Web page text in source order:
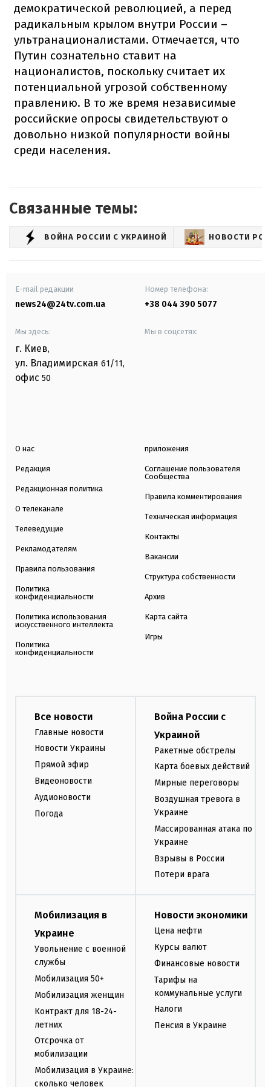
демократической революцией, а перед
радикальным крылом внутри России –
ультранационалистами. Отмечается, что
Путин сознательно ставит на
националистов, поскольку считает их
потенциальной угрозой собственному
правлению. В то же время независимые
российские опросы свидетельствуют о
довольно низкой популярности войны
среди населения.
Связанные темы:
ВОЙНА РОССИИ С УКРАИНОЙ НОВОСТИ
E-mail редакции
news24@24tv.com.ua
Номер телефона:
+38 044 390 5077
Мы здесь:
г. Киев,
ул. Владимирская 61/11,
офис 50
Мы в соцсетях:
О нас
Редакция
Редакционная политика
О телеканале
Телеведущие
Рекламодателям
Правила пользования
Политика
конфиденциальности
Политика использования
искусственного интеллекта
Политика
конфиденциальности
приложения
Соглашение пользователя
Сообщества
Правила комментирования
Техническая информация
Контакты
Вакансии
Структура собственности
Архив
Карта сайта
Игры
Все новости
Главные новости
Новости Украины
Прямой эфир
Видеоновости
Аудионовости
Погода
Война России с
Украиной
Ракетные обстрелы
Карта боевых действий
Мирные переговоры
Воздушная тревога в
Украине
Массированная атака по
Украине
Взрывы в России
Потери врага
Мобилизация в
Украине
Увольнение с военной
службы
Мобилизация 50+
Мобилизация женщин
Контракт для 18-24-
летних
Отсрочка от
мобилизации
Мобилизация в Украине:
сколько человек
Новости экономики
Цена нефти
Курсы валют
Финансовые новости
Тарифы на
коммунальные услуги
Налоги
Пенсия в Украине